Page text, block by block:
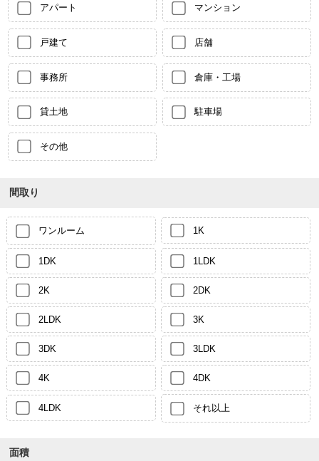
アパート マンション
戸建て 店舗
事務所 倉庫・工場
貸土地 駐車場
その他
間取り
ワンルーム 1K
1DK 1LDK
2K 2DK
2LDK 3K
3DK 3LDK
4K 4DK
4LDK それ以上
面積